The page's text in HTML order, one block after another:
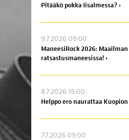
Pitääkö pokka Iisalmessa? ›
9.7.2026 09:00
ManeesiRock 2026:
ratsastusmaneesissa! ›
8.7.2026 15:00
Helppo ero naurattaa Kuopion
7.7.2026 09:00